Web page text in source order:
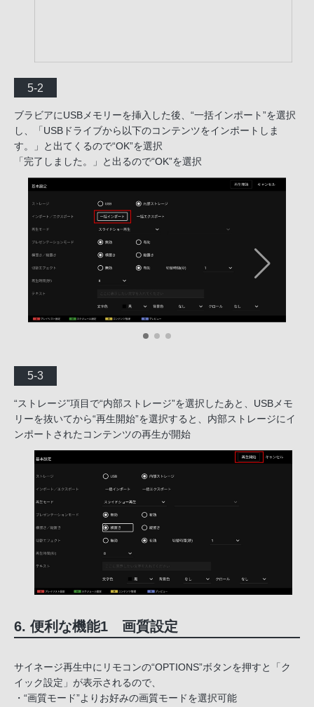
5-2
ブラビアにUSBメモリーを挿入した後、“一括インポート”を選択
し、「USBドライブから以下のコンテンツをインポートしま
す。」と出てくるので“OK”を選択
「完了しました。」と出るので“OK”を選択
5-3
“ストレージ”項目で“内部ストレージ”を選択したあと、USBメモ
リーを抜いてから“再生開始”を選択すると、内部ストレージにイ
ンポートされたコンテンツの再生が開始
6. 便利な機能1 画質設定
サイネージ再生中にリモコンの“OPTIONS”ボタンを押すと「ク
イック設定」が表示されるので、
・“画質モード”よりお好みの画質モードを選択可能